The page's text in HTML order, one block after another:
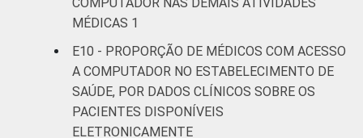
MÉDICAS 1
E10 - PROPORÇÃO DE MÉDICOS COM ACESSO
A COMPUTADOR NO ESTABELECIMENTO DE
SAÚDE, POR DADOS CLÍNICOS SOBRE OS
PACIENTES DISPONÍVEIS
ELETRONICAMENTE